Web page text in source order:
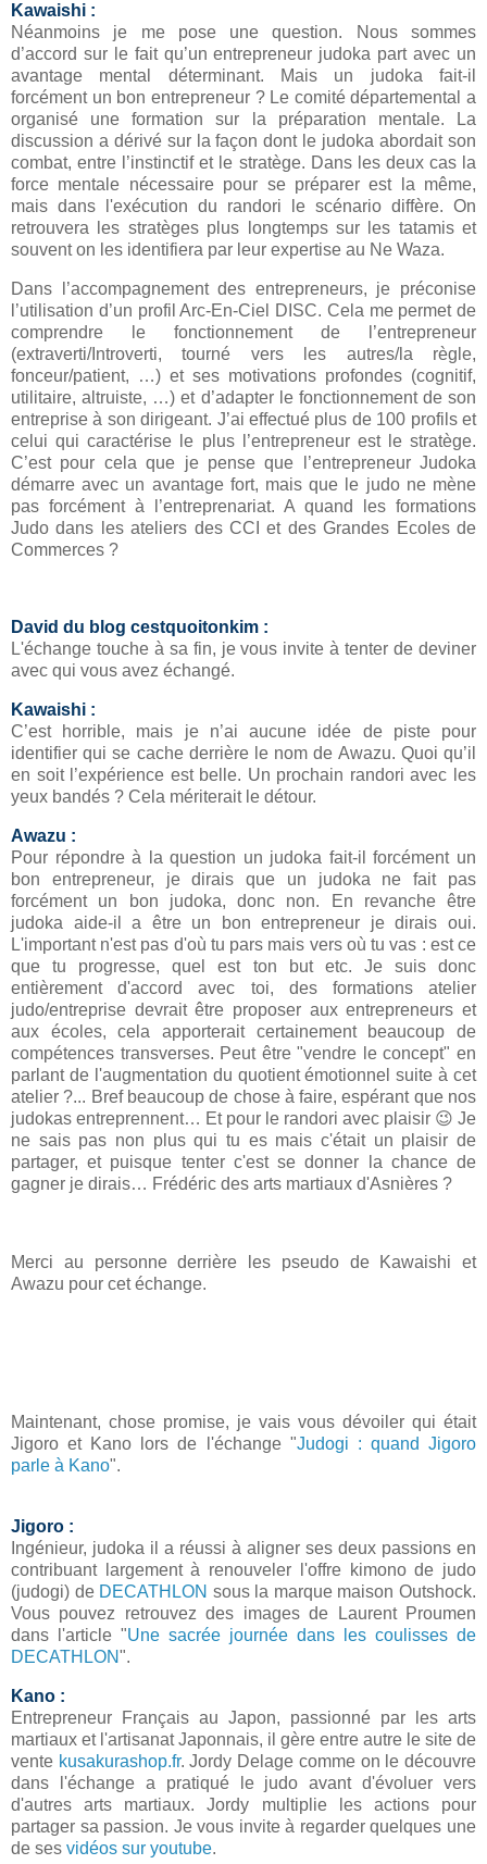
Kawaishi :
Néanmoins je me pose une question. Nous sommes
d’accord sur le fait qu’un entrepreneur judoka part avec un
avantage mental déterminant. Mais un judoka fait-il
forcément un bon entrepreneur ? Le comité départemental a
organisé une formation sur la préparation mentale. La
discussion a dérivé sur la façon dont le judoka abordait son
combat, entre l’instinctif et le stratège. Dans les deux cas la
force mentale nécessaire pour se préparer est la même,
mais dans l'exécution du randori le scénario diffère. On
retrouvera les stratèges plus longtemps sur les tatamis et
souvent on les identifiera par leur expertise au Ne Waza.
Dans l’accompagnement des entrepreneurs, je préconise
l’utilisation d’un profil Arc-En-Ciel DISC. Cela me permet de
comprendre le fonctionnement de l’entrepreneur
(extraverti/Introverti, tourné vers les autres/la règle,
fonceur/patient, …) et ses motivations profondes (cognitif,
utilitaire, altruiste, …) et d’adapter le fonctionnement de son
entreprise à son dirigeant. J’ai effectué plus de 100 profils et
celui qui caractérise le plus l’entrepreneur est le stratège.
C’est pour cela que je pense que l’entrepreneur Judoka
démarre avec un avantage fort, mais que le judo ne mène
pas forcément à l’entreprenariat. A quand les formations
Judo dans les ateliers des CCI et des Grandes Ecoles de
Commerces ?
David du blog cestquoitonkim :
L'échange touche à sa fin, je vous invite à tenter de deviner
avec qui vous avez échangé.
Kawaishi :
C’est horrible, mais je n’ai aucune idée de piste pour
identifier qui se cache derrière le nom de Awazu. Quoi qu’il
en soit l’expérience est belle. Un prochain randori avec les
yeux bandés ? Cela mériterait le détour.
Awazu :
Pour répondre à la question un judoka fait-il forcément un
bon entrepreneur, je dirais que un judoka ne fait pas
forcément un bon judoka, donc non. En revanche être
judoka aide-il a être un bon entrepreneur je dirais oui.
L'important n'est pas d'où tu pars mais vers où tu vas : est ce
que tu progresse, quel est ton but etc. Je suis donc
entièrement d'accord avec toi, des formations atelier
judo/entreprise devrait être proposer aux entrepreneurs et
aux écoles, cela apporterait certainement beaucoup de
compétences transverses. Peut être "vendre le concept" en
parlant de l'augmentation du quotient émotionnel suite à cet
atelier ?... Bref beaucoup de chose à faire, espérant que nos
judokas entreprennent… Et pour le randori avec plaisir 😉 Je
ne sais pas non plus qui tu es mais c'était un plaisir de
partager, et puisque tenter c'est se donner la chance de
gagner je dirais… Frédéric des arts martiaux d'Asnières ?
Merci au personne derrière les pseudo de Kawaishi et
Awazu pour cet échange.
Maintenant, chose promise, je vais vous dévoiler qui était
Jigoro et Kano lors de l'échange "Judogi : quand Jigoro
parle à Kano".
Jigoro :
Ingénieur, judoka il a réussi à aligner ses deux passions en
contribuant largement à renouveler l'offre kimono de judo
(judogi) de DECATHLON sous la marque maison Outshock.
Vous pouvez retrouvez des images de Laurent Proumen
dans l'article "Une sacrée journée dans les coulisses de
DECATHLON".
Kano :
Entrepreneur Français au Japon, passionné par les arts
martiaux et l'artisanat Japonnais, il gère entre autre le site de
vente kusakurashop.fr. Jordy Delage comme on le découvre
dans l'échange a pratiqué le judo avant d'évoluer vers
d'autres arts martiaux. Jordy multiplie les actions pour
partager sa passion. Je vous invite à regarder quelques une
de ses vidéos sur youtube.